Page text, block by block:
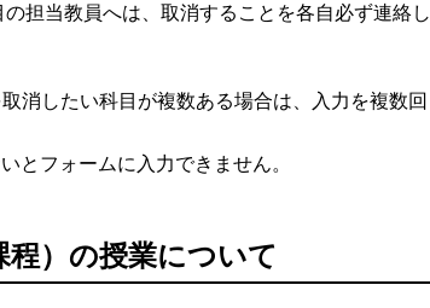
担当教員へは、取消することを各自必ず連絡し
消したい科目が複数ある場合は、入力を複数回
とフォームに入力できません。
程）の授業について